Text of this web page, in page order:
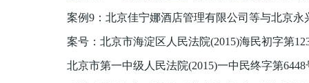
案例9：北京佳宁娜酒店管理有限公司等与北京
案号：北京市海淀区人民法院(2015)海民初字第
北京市第一中级人民法院(2015)一中民终字第